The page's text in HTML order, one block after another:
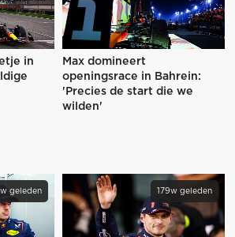
in
Max domineert
openingsrace in Bahrein:
'Precies de start die we
wilden'
geleden 179w geleden